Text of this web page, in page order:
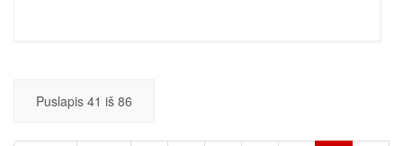
Puslapis 41 iš 86